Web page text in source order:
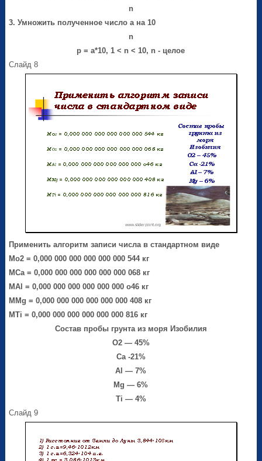
n
3. Умножить полученное числоaна 10
n
p =a*10, 1< n < 10, n - целое
Слайд 8
Применить алгоритм записи числа в стандартном виде
Мо2 = 0,000 000 000 000 000 000 544 кг
МСа= 0,000 000 000 000 000 000 068 кг
MAl = 0,000 000 000 000 000 000 о46 кг
M Mg = 0,000 000 000 000 000 000 408 кг
MTi = 0,000 000 000 000 000 000 816 кг
Состав пробы грунта из моря Изобилия
О2 — 45%
Ca -21%
Al — 7%
Mg — 6%
Ti — 4%
Слайд 9